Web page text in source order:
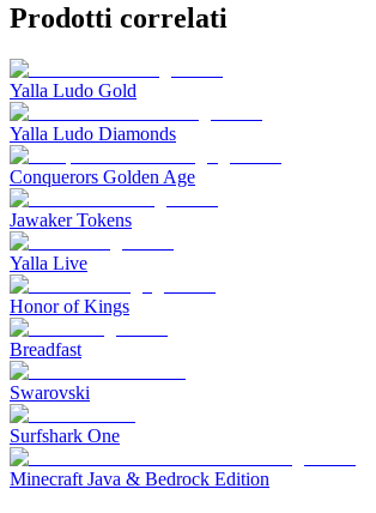
Prodotti correlati
Yalla Ludo Gold
Yalla Ludo Diamonds
Conquerors Golden Age
Jawaker Tokens
Yalla Live
Honor of Kings
Breadfast
Swarovski
Surfshark One
Minecraft Java & Bedrock Edition